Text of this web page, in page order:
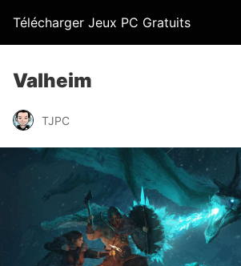
Télécharger Jeux PC Gratuits
Valheim
TJPC